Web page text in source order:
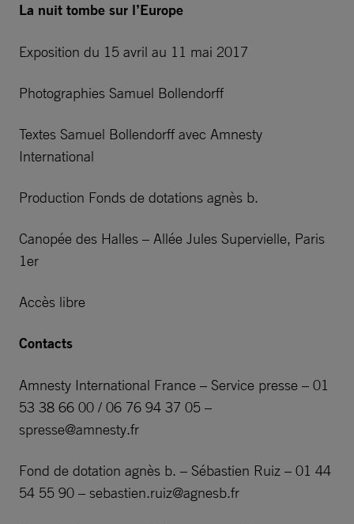
La nuit tombe sur l’Europe
Exposition du 15 avril au 11 mai 2017
Photographies Samuel Bollendorff
Textes Samuel Bollendorff avec Amnesty
International
Production Fonds de dotations agnès b.
Canopée des Halles – Allée Jules Supervielle, Paris
1er
Accès libre
Contacts
Amnesty International France – Service presse – 01
53 38 66 00 / 06 76 94 37 05 –
spresse@amnesty.fr
Fond de dotation agnès b. – Sébastien Ruiz – 01 44
54 55 90 – sebastien.ruiz@agnesb.fr